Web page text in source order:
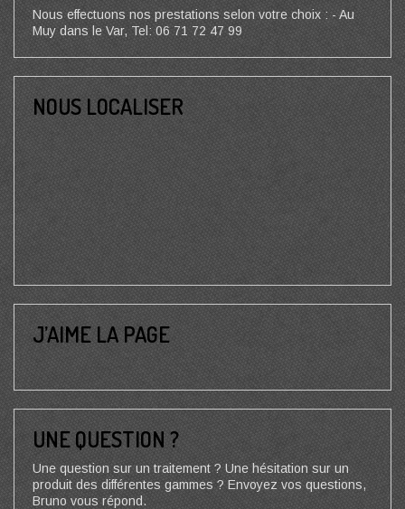
Nous effectuons nos prestations selon votre choix : - Au
Muy dans le Var, Tel: 06 71 72 47 99
NOUS LOCALISER
J’AIME LA PAGE
UNE QUESTION ?
Une question sur un traitement ? Une hésitation sur un
produit des différentes gammes ? Envoyez vos questions,
Bruno vous répond.